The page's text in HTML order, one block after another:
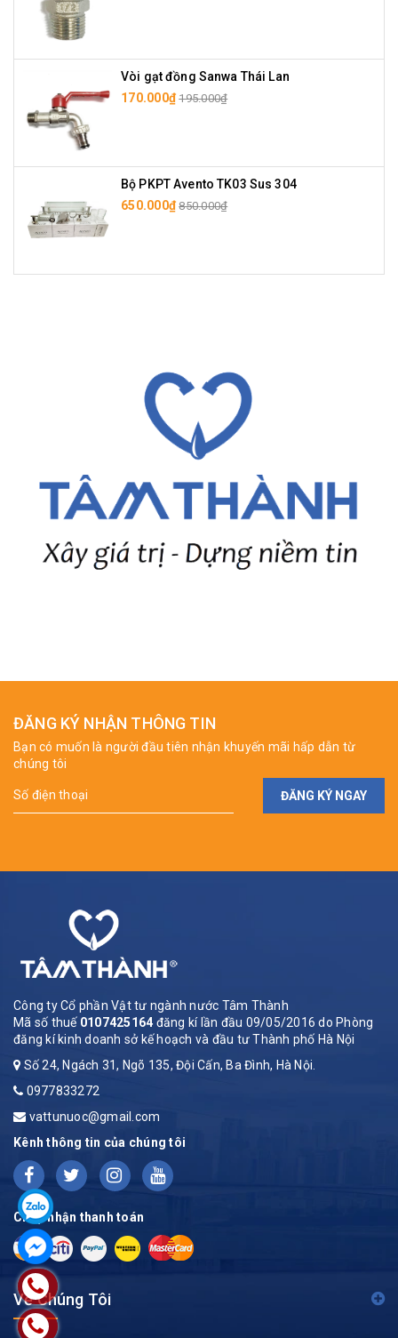
Vòi gạt đồng Sanwa Thái Lan
170.000₫ 195.000₫
Bộ PKPT Avento TK03 Sus 304
650.000₫ 850.000₫
ĐĂNG KÝ NHẬN THÔNG TIN
Bạn có muốn là người đầu tiên nhận khuyến mãi hấp dẫn từ
chúng tôi
ĐĂNG KÝ NGAY
Công ty Cổ phần Vật tư ngành nước Tâm Thành
Mã số thuế 0107425164 đăng kí lần đầu 09/05/2016 do Phòng
đăng kí kinh doanh sở kế hoạch và đầu tư Thành phố Hà Nội
Số 24, Ngách 31, Ngõ 135, Đội Cấn, Ba Đình, Hà Nội.
0977833272
vattunuoc@gmail.com
Kênh thông tin của chúng tôi
Chấp nhận thanh toán
Về Chúng Tôi